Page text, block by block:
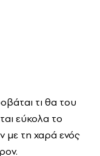
τι θα του
εύκολα το
με τη χαρά ενός